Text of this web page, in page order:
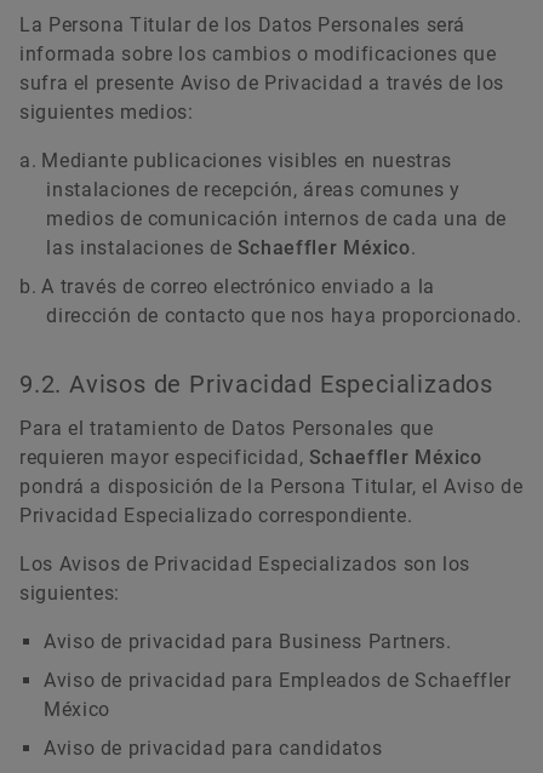
La Persona Titular de los Datos Personales será
informada sobre los cambios o modificaciones que
sufra el presente Aviso de Privacidad a través de los
siguientes medios:
Mediante publicaciones visibles en nuestras
instalaciones de recepción, áreas comunes y
medios de comunicación internos de cada una de
las instalaciones de Schaeffler México.
A través de correo electrónico enviado a la
dirección de contacto que nos haya proporcionado.
9.2. Avisos de Privacidad Especializados
Para el tratamiento de Datos Personales que
requieren mayor especificidad, Schaeffler México
pondrá a disposición de la Persona Titular, el Aviso de
Privacidad Especializado correspondiente.
Los Avisos de Privacidad Especializados son los
siguientes:
Aviso de privacidad para Business Partners.
Aviso de privacidad para Empleados de Schaeffler
México
Aviso de privacidad para candidatos